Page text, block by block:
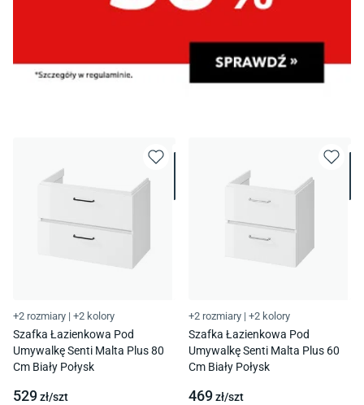
+2 rozmiary | +2 kolory
Szafka Łazienkowa Pod
Umywalkę Senti Malta Plus 80
Cm Biały Połysk
529zł/szt
+2 rozmiary | +2 kolory
Szafka Łazienkowa Pod
Umywalkę Senti Malta Plus 60
Cm Biały Połysk
469zł/szt